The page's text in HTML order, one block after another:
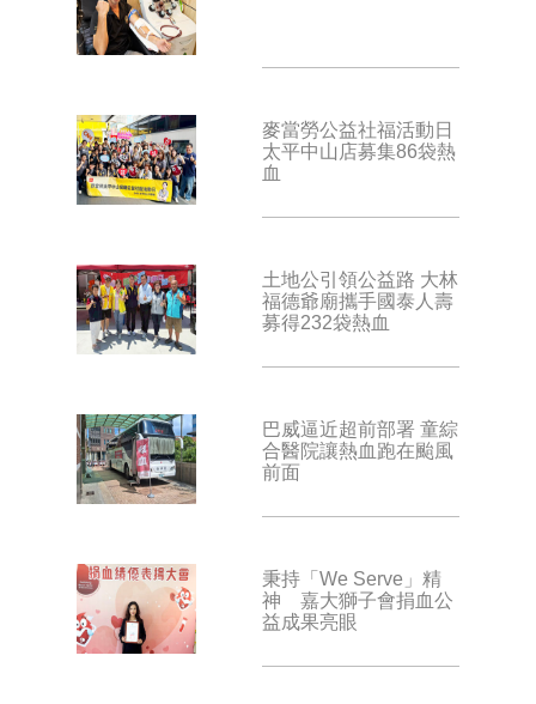
麥當勞公益社福活動日
太平中山店募集86袋熱
血
土地公引領公益路 大林
福德爺廟攜手國泰人壽
募得232袋熱血
巴威逼近超前部署 童綜
合醫院讓熱血跑在颱風
前面
秉持「We Serve」精
神 嘉大獅子會捐血公
益成果亮眼